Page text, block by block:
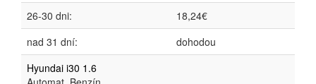
26-30 dni:
18,24€
nad 31 dní:
dohodou
Hyundai i30 1.6